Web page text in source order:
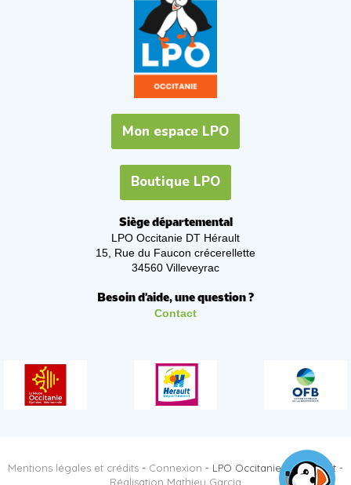
Mon espace LPO
Boutique LPO
Siège départemental
LPO Occitanie DT Hérault
15, Rue du Faucon crécerellette
34560 Villeveyrac
Besoin d'aide, une question ?
Contact
Mentions légales et crédits - Connexion - LPO Occitanie DT Hérault -
Réalisation Mathieu Garcia